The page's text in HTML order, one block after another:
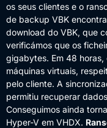
os seus clientes e o
de backup VBK
download do VBK, que
verificámos que os
gigabytes. Em 48
máquinas virtuais,
pelo cliente. A
permitiu recuperar
Conseguimos ainda
Hyper-V em VHDX.